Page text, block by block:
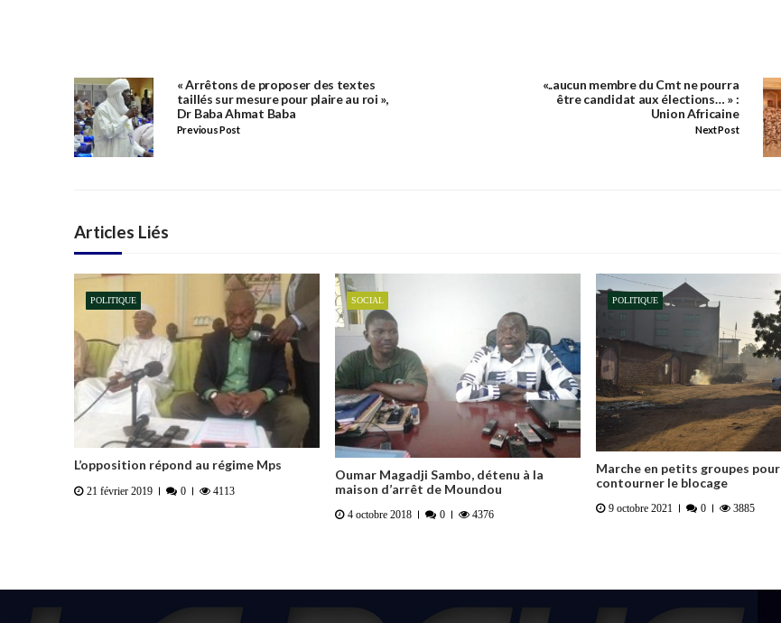
« Arrêtons de proposer des textes
taillés sur mesure pour plaire au roi »,
Dr Baba Ahmat Baba
Previous Post
«..aucun membre du Cmt ne pourra
être candidat aux élections… » :
Union Africaine
Next Post
Articles Liés
POLITIQUE
L’opposition répond au régime Mps
21 février 2019 0 4113
SOCIAL
Oumar Magadji Sambo, détenu à la
maison d’arrêt de Moundou
4 octobre 2018 0 4376
POLITIQUE
Marche en petits groupes pour
contourner le blocage
9 octobre 2021 0 3885